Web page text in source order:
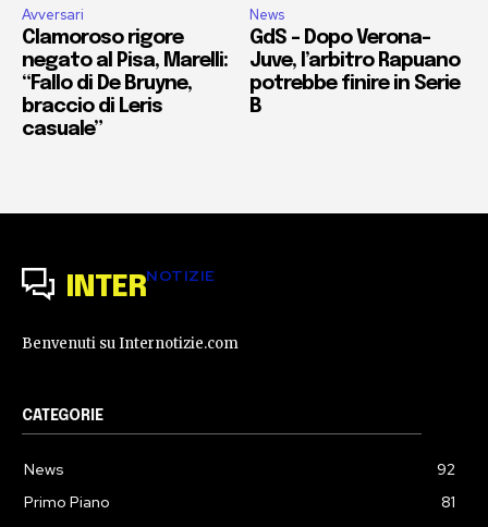
Avversari
Clamoroso rigore
negato al Pisa, Marelli:
“Fallo di De Bruyne,
braccio di Leris
casuale”
News
GdS – Dopo Verona-
Juve, l’arbitro Rapuano
potrebbe finire in Serie
B
INTERNOTIZIE
Benvenuti su Internotizie.com
CATEGORIE
News
92
Primo Piano
81